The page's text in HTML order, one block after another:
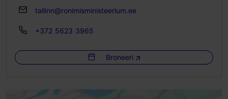
tallinn@ronimisministeerium.ee
+372 5623 3965
Broneeri